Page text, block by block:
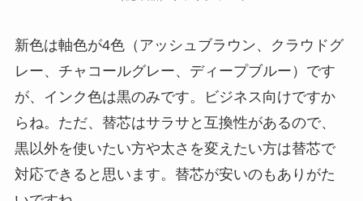
新色は軸色が4色（アッシュブラウン、クラウドグ
レー、チャコールグレー、ディープブルー）です
が、インク色は黒のみです。ビジネス向けですか
らね。ただ、替芯はサラサと互換性があるので、
黒以外を使いたい方や太さを変えたい方は替芯で
対応できると思います。替芯が安いのもありがた